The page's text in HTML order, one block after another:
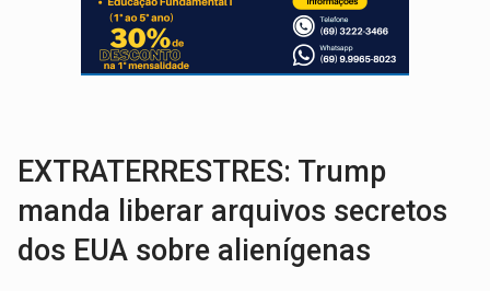
ACABOU COM PEUGEOT:Incêndio destrói carro que era rebocado para oficina
VÍDEO:Ladrão é filmado furtando moto na frente do bar
EXTRATERRESTRES: Trump
manda liberar arquivos secretos
dos EUA sobre alienígenas